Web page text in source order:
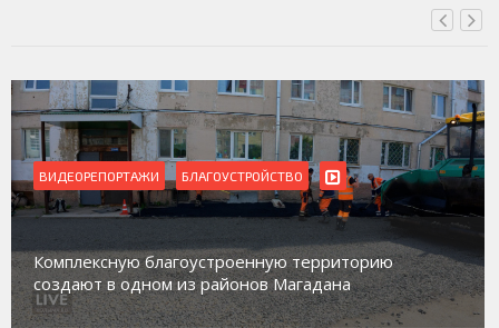
ВИДЕОРЕПОРТАЖИ
Магадан присоединился к пилотному
работе с несовершеннолетними из групп
социального риска «Переправа»